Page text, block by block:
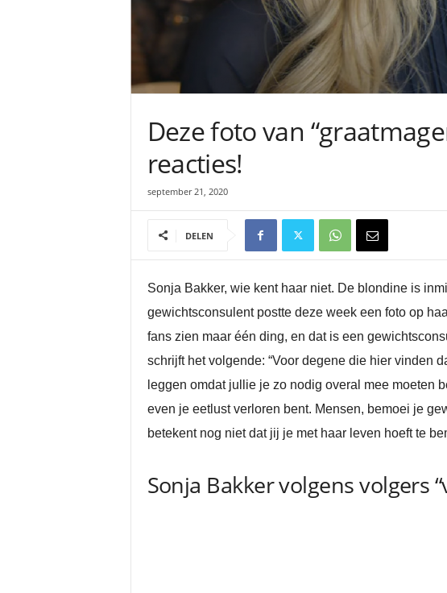
Deze foto van
reacties!
september 21, 2020
DELEN
Sonja Bakker, wie kent haar niet. De blondine is
gewichtsconsulent postte deze week een foto op
fans zien maar één ding, en dat is een
schrijft het volgende: “Voor degene die hier vinden
leggen omdat jullie je zo nodig overal mee moeten
even je eetlust verloren bent. Mensen, bemoei je
betekent nog niet dat jij je met haar leven hoeft te
Sonja Bakker volgens volgers